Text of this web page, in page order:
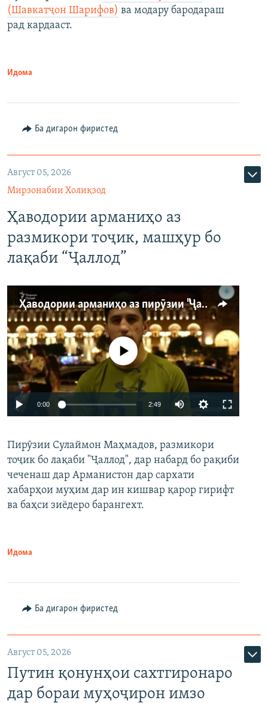
(Шавкатҷон Шарифов) ва модару бародараш
рад кардааст.
Идома
Ба дигарон фиристед
Август 05, 2026
Мирзонабии Холиқзод
Ҳаводории арманиҳо аз
размикори тоҷик, машҳур бо
лақаби “Ҷаллод”
Ҳаводории арманиҳо аз пирӯзии "Ҷаллод"-и тоҷик
Auto 240p 360p 480p
720p 1080p
Феълан кор намекунад
0:00 2:49
360p
480p
Пирӯзии Сулаймон Маҳмадов, размикори
тоҷик бо лақаби "Ҷаллод", дар набард бо рақиби
чеченаш дар Арманистон дар сархати
хабарҳои муҳим дар ин кишвар қарор гирифт
ва баҳси зиёдеро барангехт.
Идома
Ба дигарон фиристед
Август 05, 2026
Путин қонунҳои сахтгиронаро
дар бораи муҳоҷирон имзо